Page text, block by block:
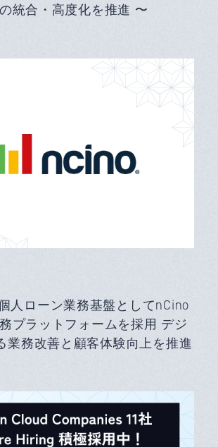
統合・高度化を推進 〜
人ローン業務基盤としてnCino
プラットフォームを採用 デジ
業務改善と顧客体験向上を推進